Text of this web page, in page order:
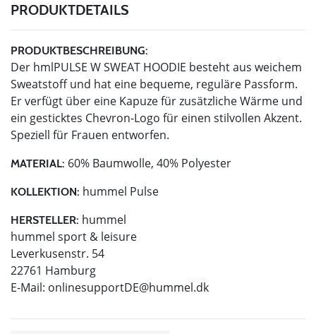
PRODUKTDETAILS
PRODUKTBESCHREIBUNG:
Der hmlPULSE W SWEAT HOODIE besteht aus weichem
Sweatstoff und hat eine bequeme, reguläre Passform.
Er verfügt über eine Kapuze für zusätzliche Wärme und
ein gesticktes Chevron-Logo für einen stilvollen Akzent.
Speziell für Frauen entworfen.
MATERIAL: 60% Baumwolle, 40% Polyester
KOLLEKTION: hummel Pulse
HERSTELLER: hummel
hummel sport & leisure
Leverkusenstr. 54
22761 Hamburg
E-Mail: onlinesupportDE@hummel.dk